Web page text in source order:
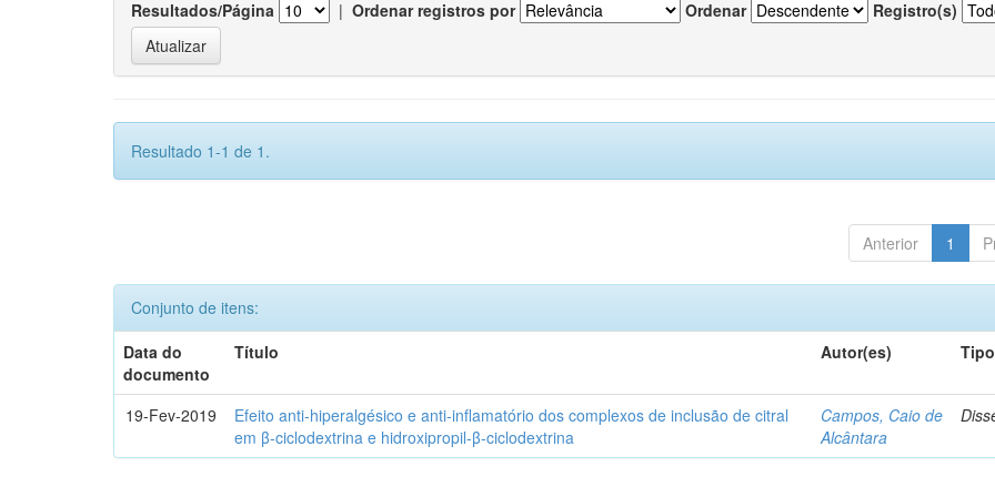
Resultados/Página | Ordenar registros por Ordenar Registro(s)
Resultado 1-1 de 1.
Anterior 1
Conjunto de itens:
Data do
documento
Título Autor(es) Tipo
19-Fev-2019
Efeito anti-hiperalgésico e anti-inflamatório dos complexos de inclusão de citral
em β-ciclodextrina e hidroxipropil-β-ciclodextrina
Campos, Caio de
Alcântara